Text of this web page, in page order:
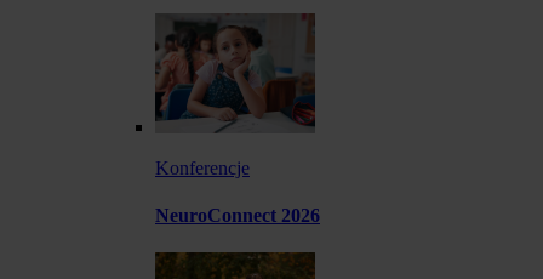
Konferencje
NeuroConnect 2026